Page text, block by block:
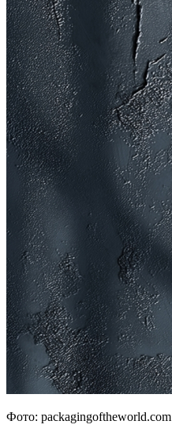
Фото: packagingoftheworld.com